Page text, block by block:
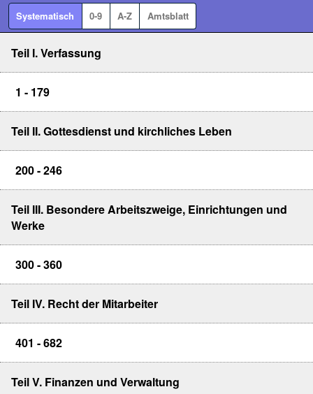
Systematisch 0-9 A-Z Amtsblatt
Teil I. Verfassung
1 - 179
Teil II. Gottesdienst und kirchliches Leben
200 - 246
Teil III. Besondere Arbeitszweige, Einrichtungen und
Werke
300 - 360
Teil IV. Recht der Mitarbeiter
401 - 682
Teil V. Finanzen und Verwaltung